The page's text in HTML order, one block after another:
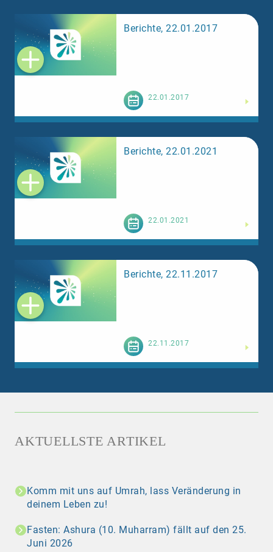
Berichte, 22.01.2017
22.01.2017
Berichte, 22.01.2021
22.01.2021
Berichte, 22.11.2017
22.11.2017
AKTUELLSTE ARTIKEL
Komm mit uns auf Umrah, lass Veränderung in
deinem Leben zu!
Fasten: Ashura (10. Muharram) fällt auf den 25.
Juni 2026